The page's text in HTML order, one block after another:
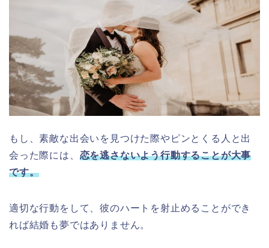
もし、素敵な出会いを見つけた際やピンとくる人と出
会った際には、 恋を逃さないよう行動することが大事
です。
適切な行動をして、彼のハートを射止めることができ
れば結婚も夢ではありません。